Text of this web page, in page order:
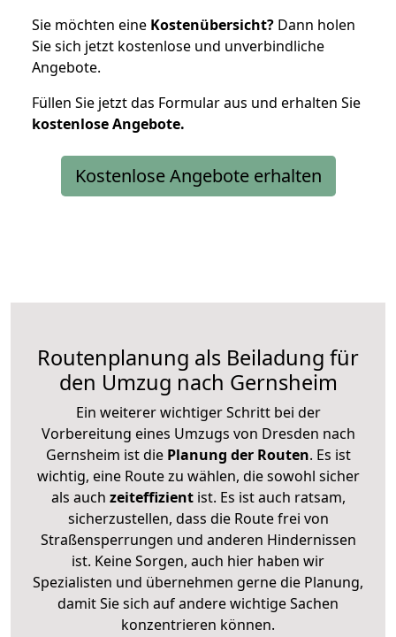
Sie möchten eine Kostenübersicht? Dann holen
Sie sich jetzt kostenlose und unverbindliche
Angebote.
Füllen Sie jetzt das Formular aus und erhalten Sie
kostenloseAngebote.
Kostenlose Angebote erhalten
Routenplanung als Beiladung für
den Umzug nach Gernsheim
Ein weiterer wichtiger Schritt bei der
Vorbereitung eines Umzugs von Dresden nach
Gernsheim ist diePlanung der Routen. Es ist
wichtig, eine Route zu wählen, die sowohl sicher
als auch zeiteffizientist. Es ist auch ratsam,
sicherzustellen, dass die Route frei von
Straßensperrungen und anderen Hindernissen
ist. Keine Sorgen, auch hier haben wir
Spezialisten und übernehmen gerne die Planung,
damit Sie sich auf andere wichtige Sachen
konzentrieren können.